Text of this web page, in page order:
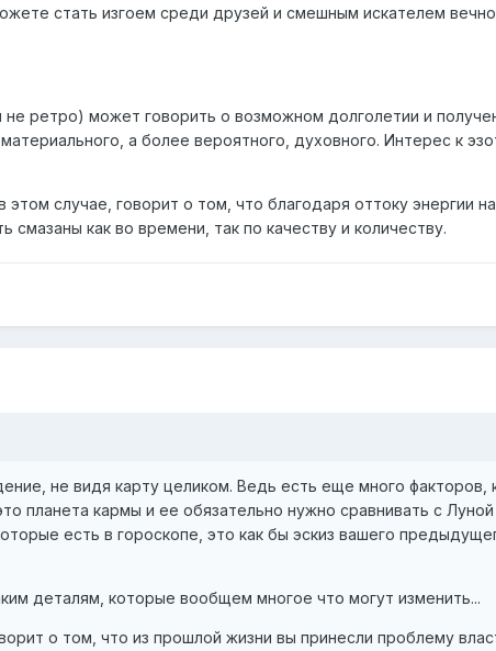
стать изгоем среди друзей и смешным искателем
ретро) может говорить о возможном долголетии и
а более вероятного, духовного. Интерес к
случае, говорит о том, что благодаря оттоку энергии на
как во времени, так по качеству и количеству.
не видя карту целиком. Ведь есть еще много факторов,
планета кармы и ее обязательно нужно сравнивать с
есть в гороскопе, это как бы эскиз вашего
деталям, которые вообщем многое что могут изменить...
о том, что из прошлой жизни вы принесли проблему